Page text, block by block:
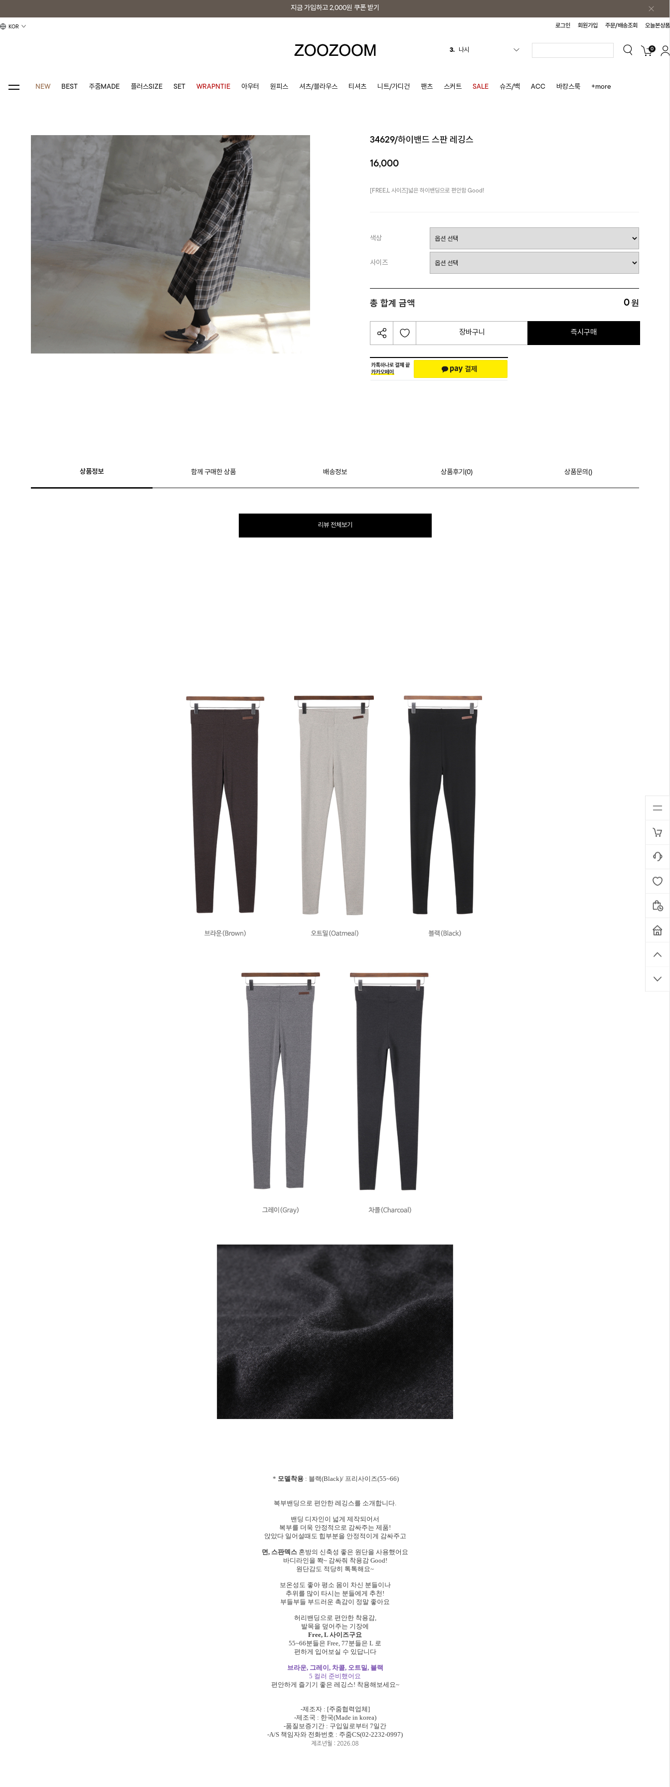
지금 가입하고 2,000원 쿠폰 받기
KOR 로그인 회원가입 주문/배송조회 오늘본상품
4. 티셔츠
6.
10. 자켓
3. 나시
0
NEW BEST 주줌MADE 플러스SIZE SET WRAPNTIE 아우터 원피스 셔츠/블라우스 티셔츠 니트/가디건 팬츠 스커트 SALE 슈즈/백 ACC 바캉스룩 +more
34629/하이밴드 스판 레깅스
16,000
[FREE,L 사이즈]넓은 하이밴딩으로 편안함 Good!
색상
사이즈
총 합계 금액 0원
장바구니 즉시구매
상품정보 함께 구매한 상품 배송정보 상품후기(0) 상품문의()
리뷰 전체보기
* 모델착용 : 블랙(Black)/ 프리사이즈(55~66)
복부밴딩으로 편안한 레깅스를 소개합니다.
밴딩 디자인이 넓게 제작되어서
복부를 더욱 안정적으로 감싸주는 제품!
앉았다 일어설때도 힙부분을 안정적이게 감싸주고
면, 스판덱스 혼방의 신축성 좋은 원단을 사용했어요
바디라인을 쫙~ 감싸줘 착용감 Good!
원단감도 적당히 톡톡해요~
보온성도 좋아 평소 몸이 차신 분들이나
추위를 많이 타시는 분들에게 추천!
부들부들 부드러운 촉감이 정말 좋아요
허리밴딩으로 편안한 착용감,
발목을 덮어주는 기장에
Free, L 사이즈구요
55~66분들은 Free, 77분들은 L 로
편하게 입어보실 수 있답니다
브라운, 그레이, 차콜, 오트밀, 블랙
5 컬러 준비했어요
편안하게 즐기기 좋은 레깅스! 착용해보세요~
-제조자 : [주줌협력업체]
-제조국 : 한국(Made in korea)
-품질보증기간 : 구입일로부터 7일간
-A/S 책임자와 전화번호 : 주줌CS(02-2232-0997)